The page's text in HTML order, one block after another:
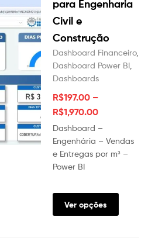
para Engenharia
Civil e
Construção
Dashboard Financeiro,
Dashboard Power BI
Dashboards
R$197.00 –
R$1,970.00
Dashboard –
Engenhária – Vendas
e Entregas por m³ –
Power BI
Ver opções
tem